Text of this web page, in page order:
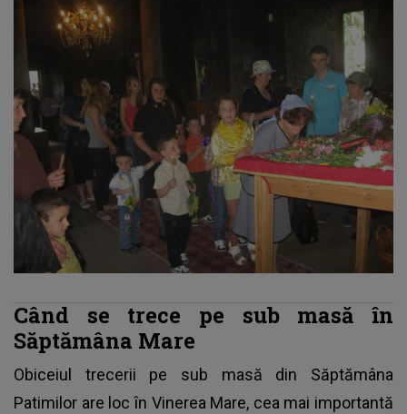
Când se trece pe sub masă în
Săptămâna Mare
Obiceiul trecerii pe sub masă din Săptămâna
Patimilor are loc în Vinerea Mare, cea mai importantă